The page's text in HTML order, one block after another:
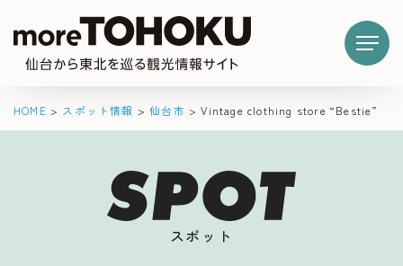
HOME > スポット情報 >仙台市 >Vintage clothing store “Bestie”
スポット